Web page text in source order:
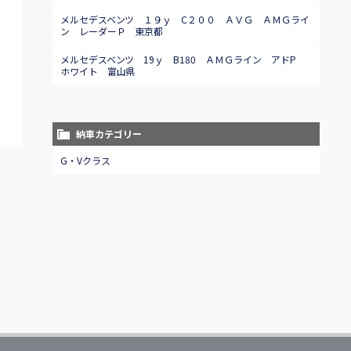
メルセデスベンツ １９ｙ C２００ ＡＶＧ ＡＭＧライ
ン レーダーＰ 東京都
メルセデスベンツ 19ｙ B180 ＡＭＧライン アドP
ホワイト 富山県
納車カテゴリー
G・Vクラス